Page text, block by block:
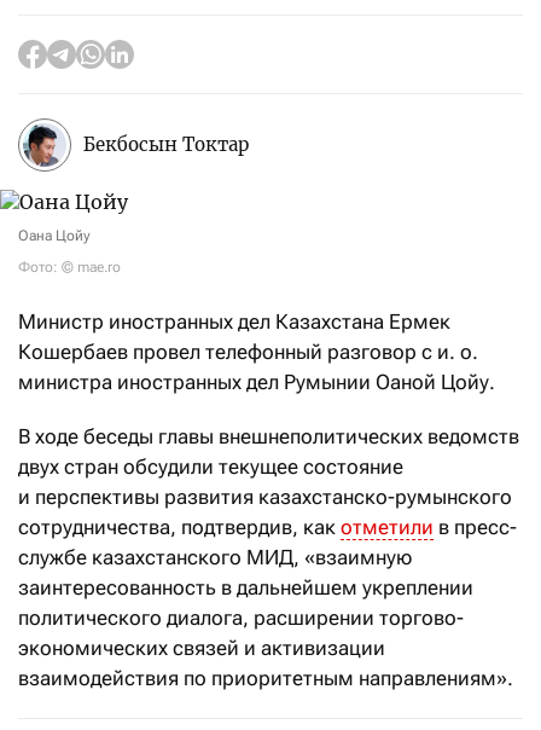
Бекбосын Токтар
Оана Цойу
Фото: © mae.ro
Министр иностранных дел Казахстана Ермек
Кошербаев провел телефонный разговор с и. о.
министра иностранных дел Румынии Оаной Цойу.
В ходе беседы главы внешнеполитических ведомств
двух стран обсудили текущее состояние
и перспективы развития казахстанско-румынского
сотрудничества, подтвердив, как отметили в пресс-
службе казахстанского МИД, «взаимную
заинтересованность в дальнейшем укреплении
политического диалога, расширении торгово-
экономических связей и активизации
взаимодействия по приоритетным направлениям».